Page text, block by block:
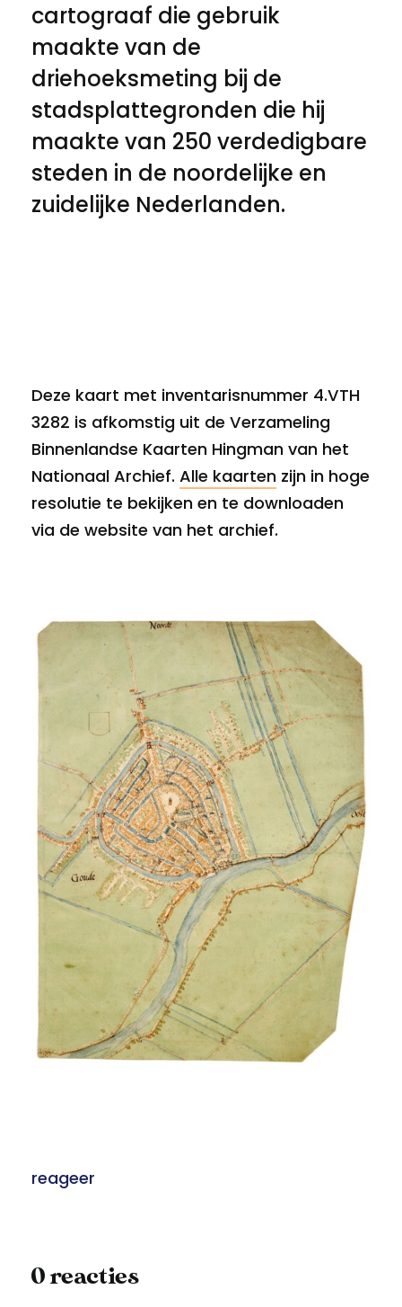
cartograaf die gebruik
maakte van de
driehoeksmeting bij de
stadsplattegronden die hij
maakte van 250 verdedigbare
steden in de noordelijke en
zuidelijke Nederlanden.
Deze kaart met inventarisnummer 4.VTH
3282 is afkomstig uit de Verzameling
Binnenlandse Kaarten Hingman van het
Nationaal Archief. Alle kaarten zijn in hoge
resolutie te bekijken en te downloaden
via de website van het archief.
reageer
0 reacties